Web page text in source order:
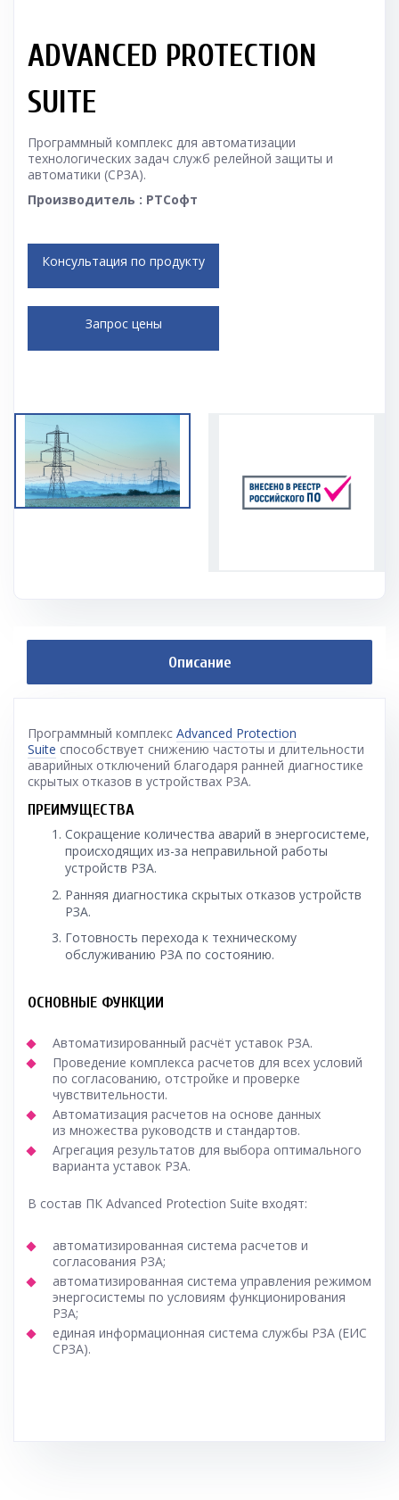
ADVANCED PROTECTION
SUITE
Программный комплекс для автоматизации
технологических задач служб релейной защиты и
автоматики (СРЗА).
Производитель : РТСофт
Консультация по продукту
Запрос цены
Описание
Программный комплекс Advanced Protection
Suite способствует снижению частоты и длительности
аварийных отключений благодаря ранней диагностике
скрытых отказов в устройствах РЗА.
ПРЕИМУЩЕСТВА
Сокращение количества аварий в энергосистеме,
происходящих из-за неправильной работы
устройств РЗА.
Ранняя диагностика скрытых отказов устройств
РЗА.
Готовность перехода к техническому
обслуживанию РЗА по состоянию.
ОСНОВНЫЕ ФУНКЦИИ
Автоматизированный расчёт уставок РЗА.
Проведение комплекса расчетов для всех условий
по согласованию, отстройке и проверке
чувствительности.
Автоматизация расчетов на основе данных
из множества руководств и стандартов.
Агрегация результатов для выбора оптимального
варианта уставок РЗА.
В состав ПК Advanced Protection Suite входят:
автоматизированная система расчетов и
согласования РЗА;
автоматизированная система управления режимом
энергосистемы по условиям функционирования
РЗА;
единая информационная система службы РЗА (ЕИС
СРЗА).